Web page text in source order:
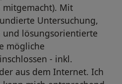
mitgemacht). Mit
Untersuchung,
lösungsorientierte
mögliche
- inkl.
aus dem Internet. Ich